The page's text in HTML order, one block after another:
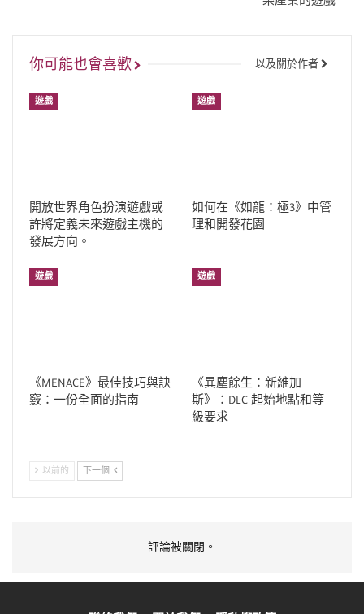
你可能也會喜歡 以及關於作者
遊戲
開放世界角色扮演遊戲或
許將定義未來遊戲主機的
發展方向。
遊戲
如何在《如龍：極3》中管
理和開發花園
遊戲
《MENACE》最佳技巧與訣
竅：一份全面的指南
遊戲
《異塵餘生：新維加
斯》：DLC 起始地點和等
級要求
以前的 下一個
評論被關閉。